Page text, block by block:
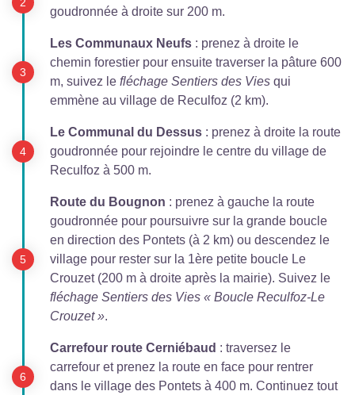
goudronnée à droite sur 200 m.
Les Communaux Neufs : prenez à droite le
chemin forestier pour ensuite traverser la pâture 600
m, suivez le fléchage Sentiers des Vies qui
emmène au village de Reculfoz (2 km).
Le Communal du Dessus : prenez à droite la route
goudronnée pour rejoindre le centre du village de
Reculfoz à 500 m.
Route du Bougnon : prenez à gauche la route
goudronnée pour poursuivre sur la grande boucle
en direction des Pontets (à 2 km) ou descendez le
village pour rester sur la 1ère petite boucle Le
Crouzet (200 m à droite après la mairie). Suivez le
fléchage Sentiers des Vies « Boucle Reculfoz-Le
Crouzet ».
Carrefour route Cerniébaud : traversez le
carrefour et prenez la route en face pour rentrer
dans le village des Pontets à 400 m. Continuez tout